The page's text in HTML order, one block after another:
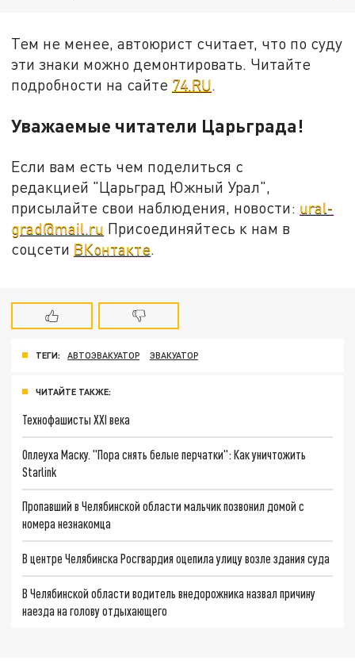
Тем не менее, автоюрист считает, что по суду
эти знаки можно демонтировать. Читайте
подробности на сайте 74.RU
Уважаемые читатели Царьграда!
Если вам есть чем поделиться с
редакцией "Царьград Южный Урал",
присылайте свои наблюдения, новости: ural-
grad@mail.ru Присоединяйтесь к нам в
соцсети ВКонтакте.
ТЕГИ: АВТОЭВАКУАТОР ЭВАКУАТОР
ЧИТАЙТЕ ТАКЖЕ:
Технофашисты XXI века
Оплеуха Маску. "Пора снять белые перчатки": Как уничтожить
Starlink
Пропавший в Челябинской области мальчик позвонил домой с
номера незнакомца
В центре Челябинска Росгвардия оцепила улицу возле здания суда
В Челябинской области водитель внедорожника назвал причину
наезда на голову отдыхающего